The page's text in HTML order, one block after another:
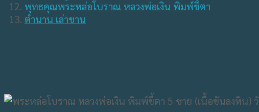
พุทธคุณพระหล่อโบราณ หลวงพ่อเงิน พิมพ์ขี้ตา
ตำนาน เล่าขาน